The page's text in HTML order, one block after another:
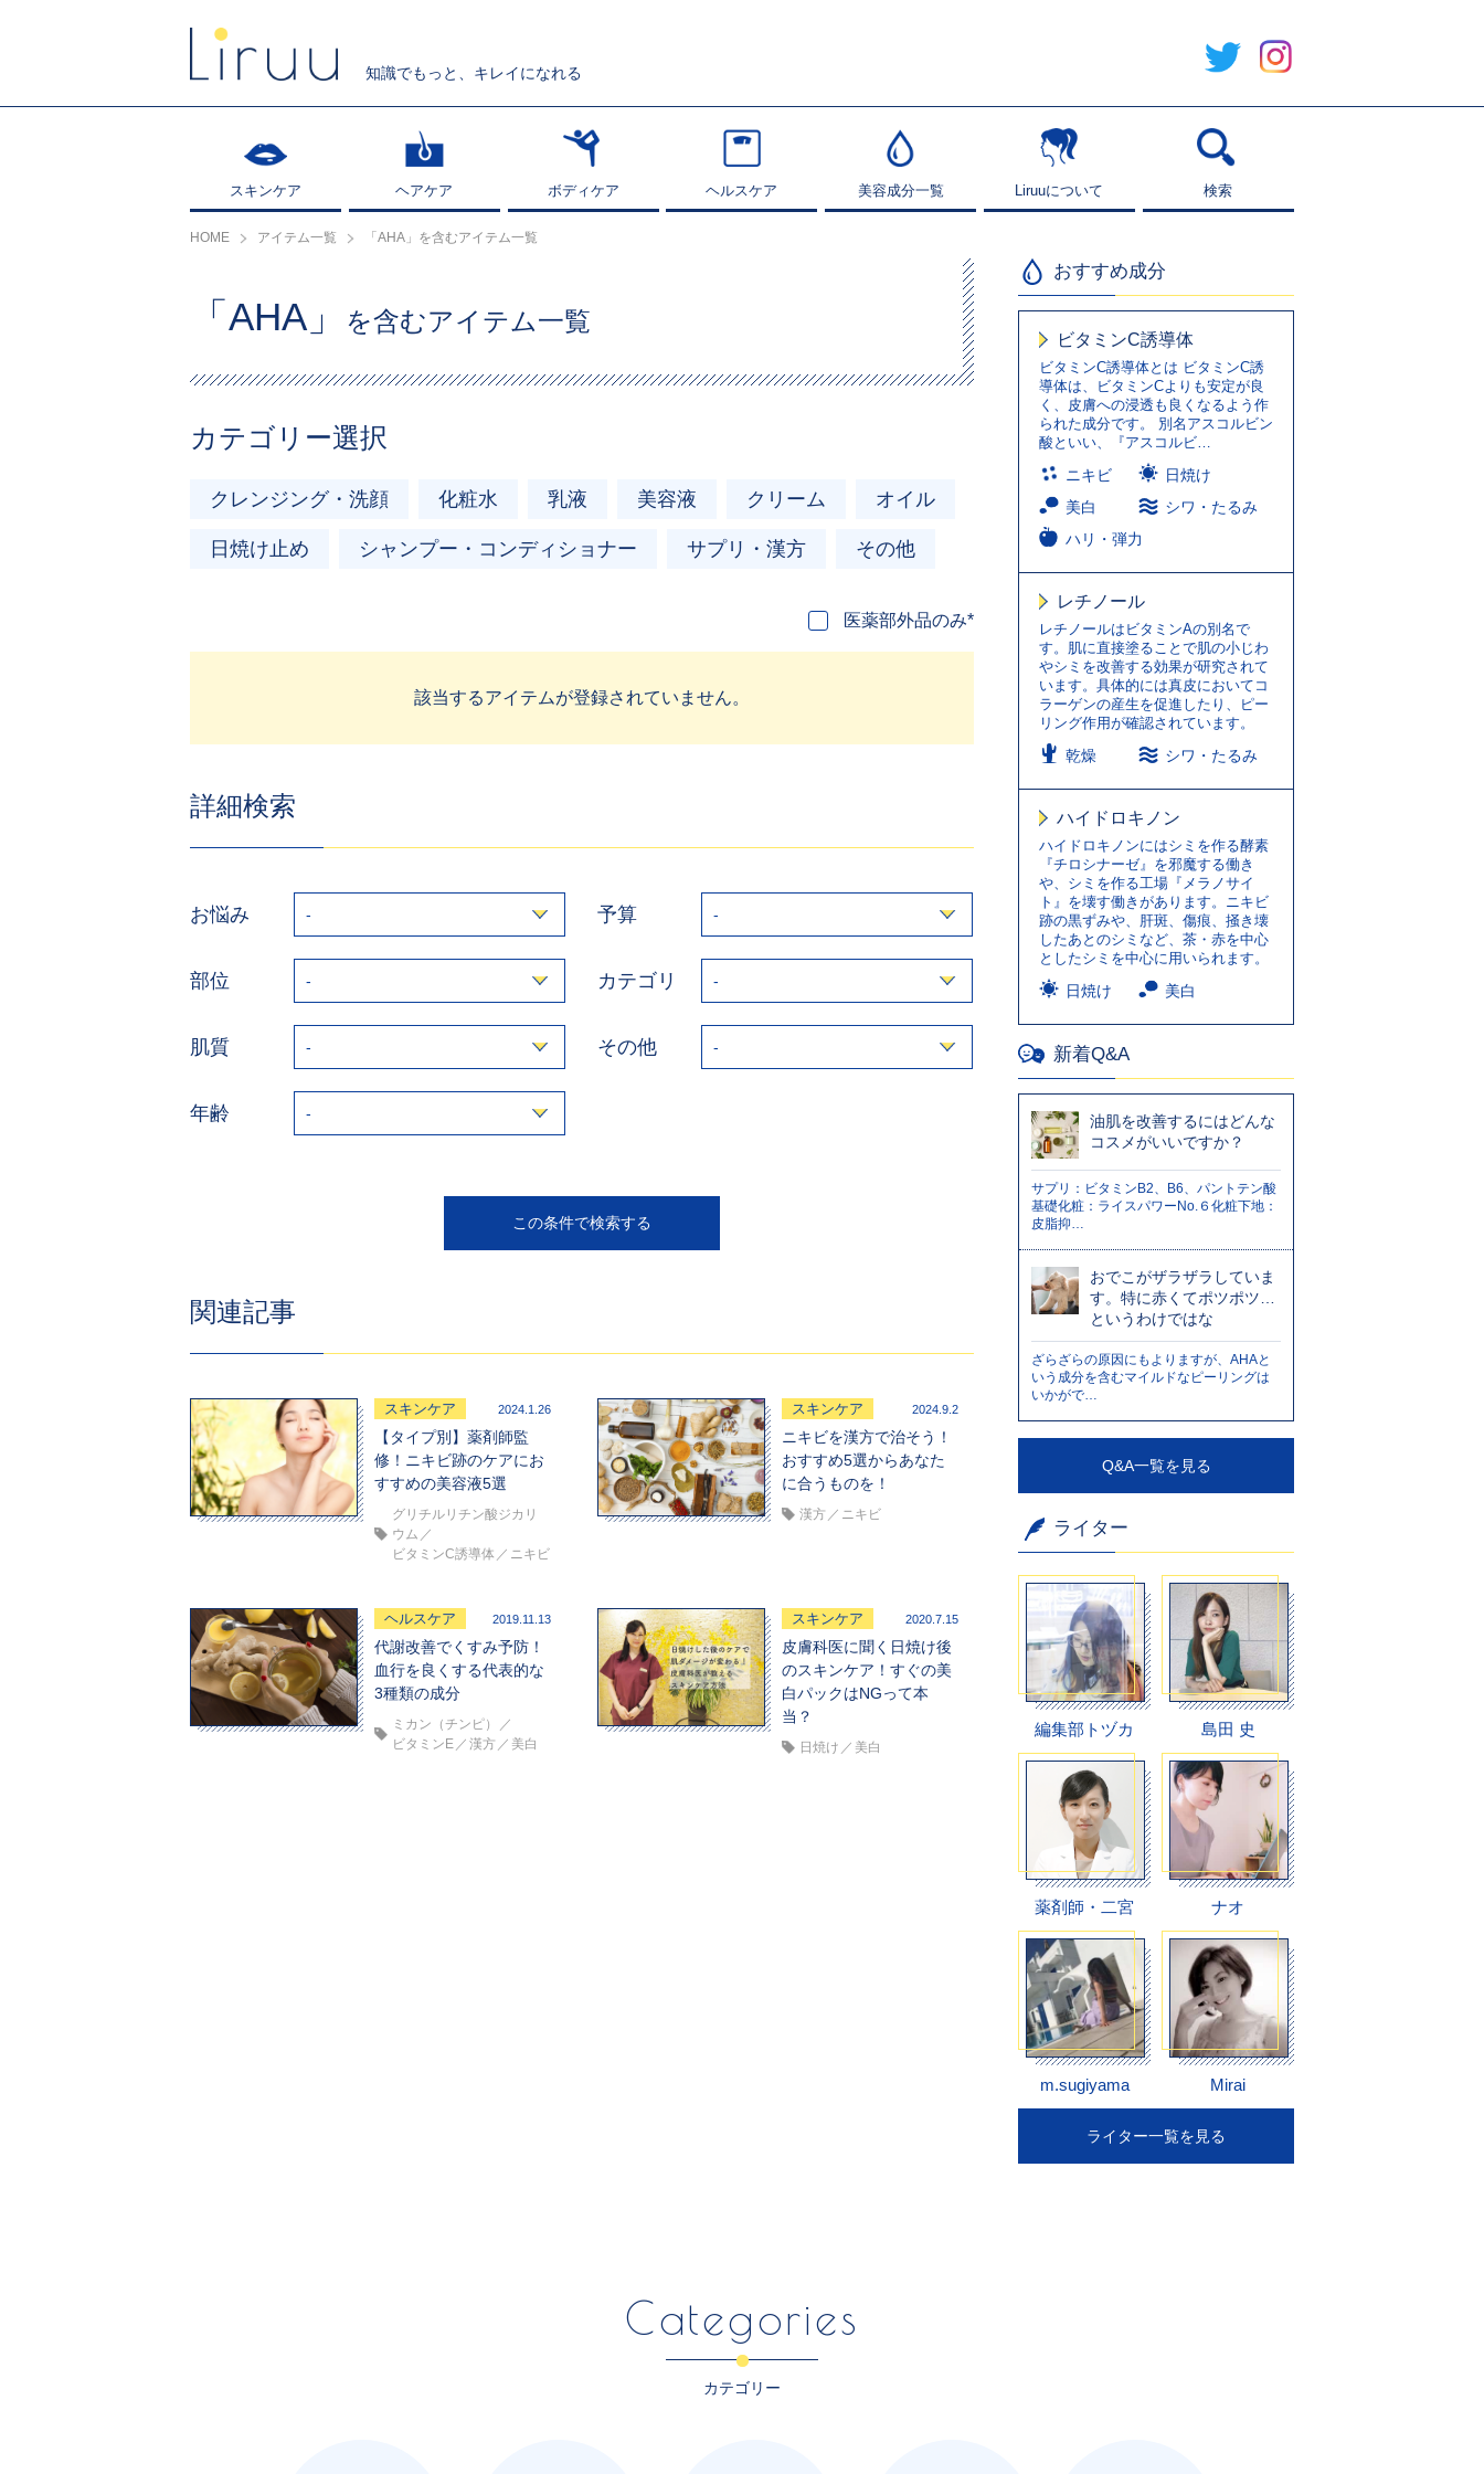
知識でもっと、キレイになれる
スキンケア
スキンケア ヘアケア
ヘアケア ボディケア
ボディケア ヘルスケア
ヘルスケア 美容成分一覧
美容成分一覧 Liruuについて
Liruuについて 検索
検索
HOME アイテム一覧 「AHA」を含むアイテム一覧
「AHA」 を含むアイテム一覧
カテゴリー選択
クレンジング・洗顔 化粧水 乳液 美容液 クリーム オイル
日焼け止め シャンプー・コンディショナー サプリ・漢方 その他
医薬部外品のみ*
該当するアイテムが登録されていません。
詳細検索
お悩み
部位
肌質
年齢
予算
カテゴリ
その他
関連記事
スキンケア 2024.1.26
【タイプ別】薬剤師監
修！ニキビ跡のケアにお
すすめの美容液5選
グリチルリチン酸ジカリ
ウム
ビタミンC誘導体
ニキビ
スキンケア 2024.9.2
ニキビを漢方で治そう！
おすすめ5選からあなた
に合うものを！
漢方 ニキビ
ヘルスケア 2019.11.13
代謝改善でくすみ予防！
血行を良くする代表的な
3種類の成分
ミカン（チンピ）
ビタミンE
漢方 美白
スキンケア 2020.7.15
皮膚科医に聞く日焼け後
のスキンケア！すぐの美
白パックはNGって本
当？
日焼け 美白
おすすめ成分
ビタミンC誘導体
ビタミンC誘導体とは ビタミンC誘
導体は、ビタミンCよりも安定が良
く、皮膚への浸透も良くなるよう作
られた成分です。 別名アスコルビン
酸といい、『アスコルビ…
ニキビ
日焼け
美白
シワ・たるみ
ハリ・弾力
レチノール
レチノールはビタミンAの別名で
す。肌に直接塗ることで肌の小じわ
やシミを改善する効果が研究されて
います。具体的には真皮においてコ
ラーゲンの産生を促進したり、ピー
リング作用が確認されています。
乾燥 シワ・たるみ
ハイドロキノン
ハイドロキノンにはシミを作る酵素
『チロシナーゼ』を邪魔する働き
や、シミを作る工場『メラノサイ
ト』を壊す働きがあります。ニキビ
跡の黒ずみや、肝斑、傷痕、掻き壊
したあとのシミなど、茶・赤を中心
としたシミを中心に用いられます。
日焼け 美白
新着Q&A
油肌を改善するにはどんな
コスメがいいですか？
サプリ：ビタミンB2、B6、パントテン酸
基礎化粧：ライスパワーNo.６化粧下地：
皮脂抑…
おでこがザラザラしていま
す。特に赤くてポツポツ…
というわけではな
ざらざらの原因にもよりますが、AHAと
いう成分を含むマイルドなピーリングは
いかがで…
Q&A一覧を見る
ライター
編集部トヅカ 島田 史
薬剤師・二宮 ナオ
m.sugiyama Mirai
ライター一覧を見る
Categories
カテゴリー